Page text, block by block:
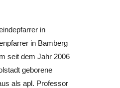
in
in Bamberg
seit dem Jahr 2006
geborene
als apl. Pro­fes­sor